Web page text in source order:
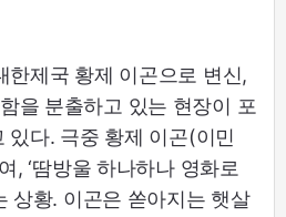
한제국 황제 이곤으로 변신,
을 분출하고 있는 현장이 포
있다. 극중 황제 이곤(이민
, ‘땀방울 하나하나 영화로
상황. 이곤은 쏟아지는 햇살